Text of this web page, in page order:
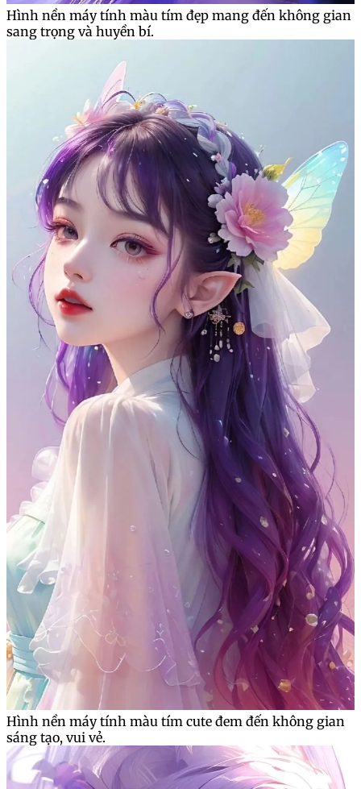
Hình nền máy tính màu tím đẹp mang đến không gian
sang trọng và huyền bí.
Hình nền máy tính màu tím cute đem đến không gian
sáng tạo, vui vẻ.